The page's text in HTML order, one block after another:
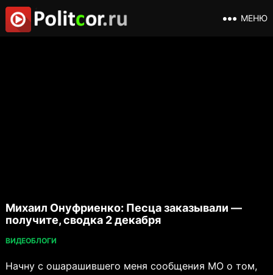
МЕНЮ
Михаил Онуфриенко: Песца заказывали —
получите, сводка 2 декабря
ВИДЕОБЛОГИ
Начну с ошарашившего меня сообщения МО о том,